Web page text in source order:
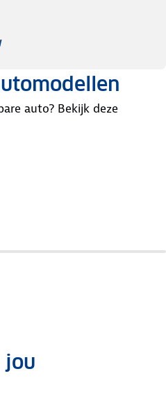
auto? Bekijk deze
jou